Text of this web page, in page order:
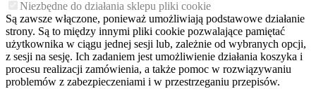
Niezbędne do działania sklepu pliki cookie
Są zawsze włączone, ponieważ umożliwiają podstawowe działanie
strony. Są to między innymi pliki cookie pozwalające pamiętać
użytkownika w ciągu jednej sesji lub, zależnie od wybranych opcji,
z sesji na sesję. Ich zadaniem jest umożliwienie działania koszyka i
procesu realizacji zamówienia, a także pomoc w rozwiązywaniu
problemów z zabezpieczeniami i w przestrzeganiu przepisów.